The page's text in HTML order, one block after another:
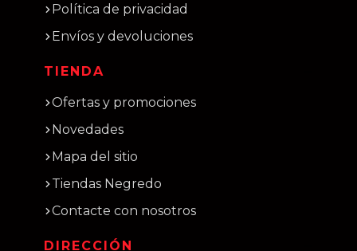
Política de privacidad
Envíos y devoluciones
TIENDA
Ofertas y promociones
Novedades
Mapa del sitio
Tiendas Negredo
Contacte con nosotros
DIRECCIÓN